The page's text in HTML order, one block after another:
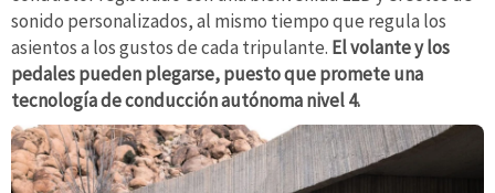
sonido personalizados, al mismo tiempo que regula los
asientos a los gustos de cada tripulante. El volante y los
pedales pueden plegarse, puesto que promete una
tecnología de conducción autónoma nivel 4.